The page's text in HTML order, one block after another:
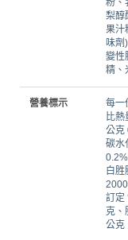
梨醇
果汁
味劑
變性
精、
營養標示
每一
比
公克
碳水
白胜
訂定
克、
公克